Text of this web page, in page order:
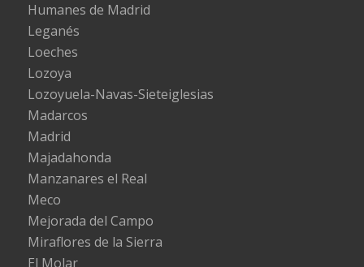
Humanes de Madrid
Leganés
Loeches
Lozoya
Lozoyuela-Navas-Sieteiglesias
Madarcos
Madrid
Majadahonda
Manzanares el Real
Meco
Mejorada del Campo
Miraflores de la Sierra
El Molar